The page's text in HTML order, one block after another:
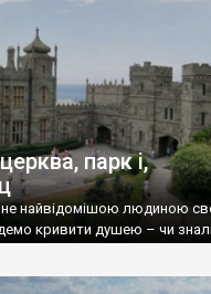
парк і,
найвідомішою людиною
кривити душею – чи